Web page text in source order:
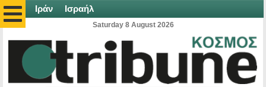
Ιράν Ισραήλ
Saturday 8 August 2026